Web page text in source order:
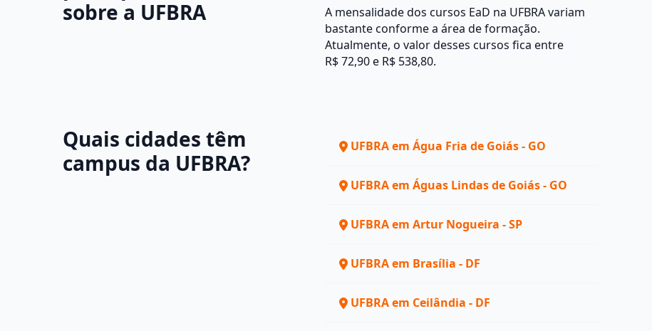
sobre a UFBRA
A mensalidade dos cursos EaD na UFBRA variam
bastante conforme a área de formação.
Atualmente, o valor desses cursos fica entre
R$ 72,90 e R$ 538,80.
Quais cidades têm
campus da UFBRA?
UFBRA em Água Fria de Goiás - GO
UFBRA em Águas Lindas de Goiás - GO
UFBRA em Artur Nogueira - SP
UFBRA em Brasília - DF
UFBRA em Ceilândia - DF